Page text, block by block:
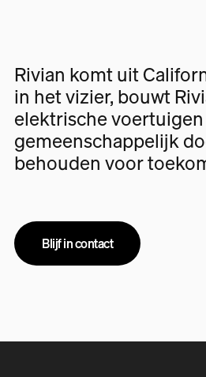
Rivian komt uit
in het vizier, bouwt
elektrische
gemeenschappelijk
behouden voor
Blijf in contact